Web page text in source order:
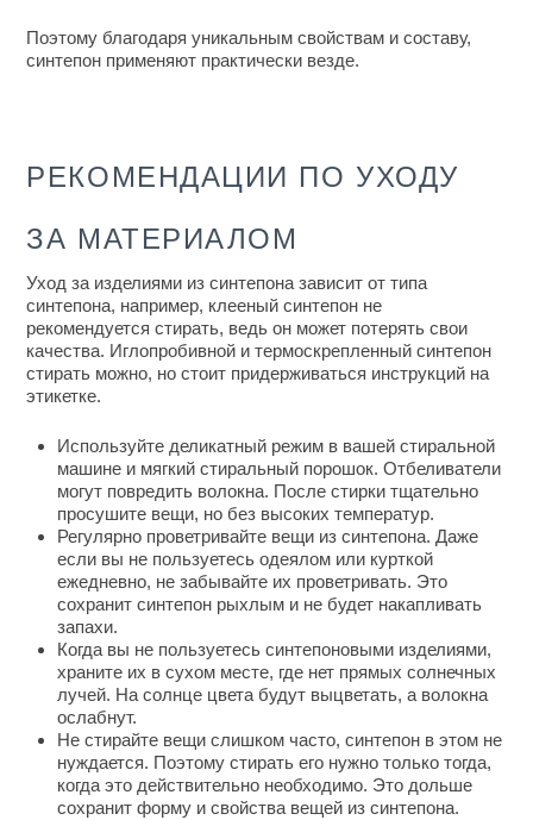
Поэтому благодаря уникальным свойствам исоставу,
синтепон применяют практически везде.
РЕКОМЕНДАЦИИ ПО УХОДУ
ЗА МАТЕРИАЛОМ
Уход за изделиями из синтепона зависит от типа
синтепона, например, клееный синтепон не
рекомендуется стирать, ведь он может потерять свои
качества. Иглопробивной и термоскрепленный синтепон
стирать можно, но стоит придерживаться инструкций на
этикетке.
Используйте деликатный режим в вашей стиральной
машине и мягкий стиральный порошок. Отбеливатели
могут повредить волокна. После стирки тщательно
просушите вещи, но без высоких температур.
Регулярно проветривайте вещи из синтепона. Даже
если вы не пользуетесь одеялом или курткой
ежедневно, не забывайте их проветривать. Это
сохранит синтепон рыхлым и не будет накапливать
запахи.
Когда вы не пользуетесь синтепоновыми изделиями,
храните их в сухом месте, где нет прямых солнечных
лучей. На солнце цвета будут выцветать, а волокна
ослабнут.
Не стирайте вещи слишком часто, синтепон в этом не
нуждается. Поэтому стирать его нужно только тогда,
когда это действительно необходимо. Это дольше
сохранит форму и свойства вещей из синтепона.